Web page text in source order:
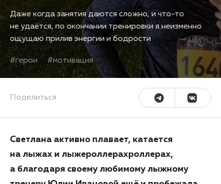
Даже когда занятия даются сложно, и что-то
не удаётся, по окончании тренировки я неизменно
ощущаю прилив энергии и бодрости
#герои #мотивация
Поделиться
Светлана активно плавает, катается
на лыжах и лыжероллерахроллерах,
а благодаря своему любимому лыжному